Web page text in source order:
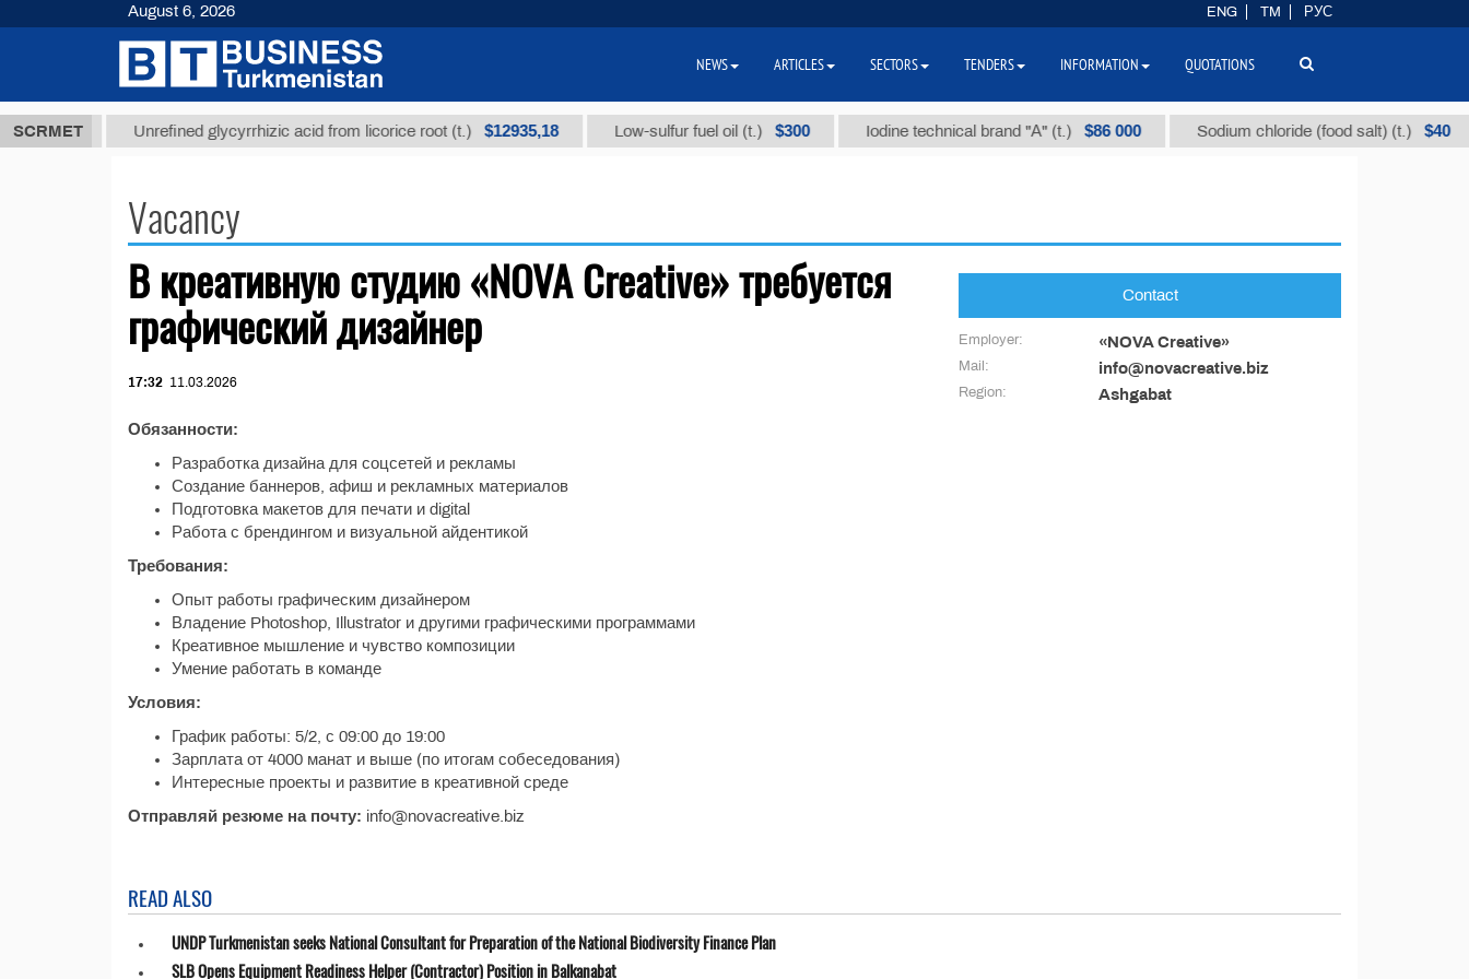
SCRMET
ТМТ Unrefined glycyrrhizic acid from licorice root (t.) $12935,18 Low-sulfur fuel oil (t.) $300 Iodine technical brand "А" (t.) $86 000 Sodium chloride (food salt) (t.) $40
Vacancy
В креативную студию «NOVA Creative» требуется
графический дизайнер
17:32 11.03.2026
Обязанности:
Разработка дизайна для соцсетей и рекламы
Создание баннеров, афиш и рекламных материалов
Подготовка макетов для печати и digital
Работа с брендингом и визуальной айдентикой
Требования:
Опыт работы графическим дизайнером
Владение Photoshop, Illustrator и другими графическими программами
Креативное мышление и чувство композиции
Умение работать в команде
Условия:
График работы: 5/2, с 09:00 до 19:00
Зарплата от 4000 манат и выше (по итогам собеседования)
Интересные проекты и развитие в креативной среде
Отправляй резюме на почту: info@novacreative.biz
Contact
Employer: «NOVA Creative»
Mail: info@novacreative.biz
Region: Ashgabat
READ ALSO
UNDP Turkmenistan seeks National Consultant for Preparation of the National Biodiversity Finance Plan
SLB Opens Equipment Readiness Helper (Contractor) Position in Balkanabat
August 6, 2026 ENG TM РУС
NEWS ARTICLES SECTORS TENDERS INFORMATION QUOTATIONS